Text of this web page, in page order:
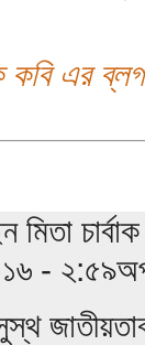
কবি এর ব্লগ
মিতা
-